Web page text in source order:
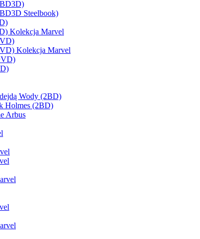
Steelbook)
Kolekcja Marvel
Kolekcja Marvel
Wody (2BD)
Holmes (2BD)
Arbus